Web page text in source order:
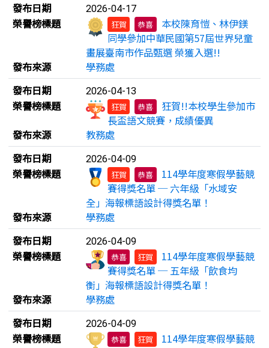
發布日期
2026-04-17
榮譽榜標題 狂賀 恭喜
本校陳育愷、林伊鎂
同學參加中華民國第57屆世界兒童
畫展臺南市作品甄選 榮獲入選!!
發布來源
學務處
發布日期
2026-04-13
榮譽榜標題 狂賀 恭喜
狂賀!!本校學生參加市
長盃語文競賽，成績優異
發布來源
教務處
發布日期
2026-04-09
榮譽榜標題 狂賀 恭喜
114學年度寒假學藝競
賽得獎名單 ─ 六年級「水域安
全」海報標語設計得獎名單！
發布來源
學務處
發布日期
2026-04-09
榮譽榜標題 恭喜 狂賀
114學年度寒假學藝競
賽得獎名單 ─ 五年級「飲食均
衡」海報標語設計得獎名單！
發布來源
學務處
發布日期
2026-04-09
榮譽榜標題 恭喜 狂賀
114學年度寒假學藝競